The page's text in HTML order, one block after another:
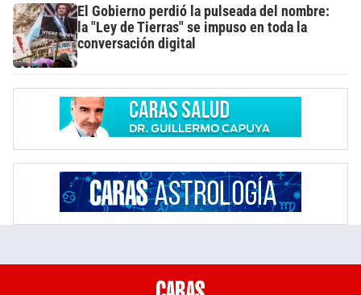
El Gobierno perdió la pulseada del nombre:
la "Ley de Tierras" se impuso en toda la
conversación digital